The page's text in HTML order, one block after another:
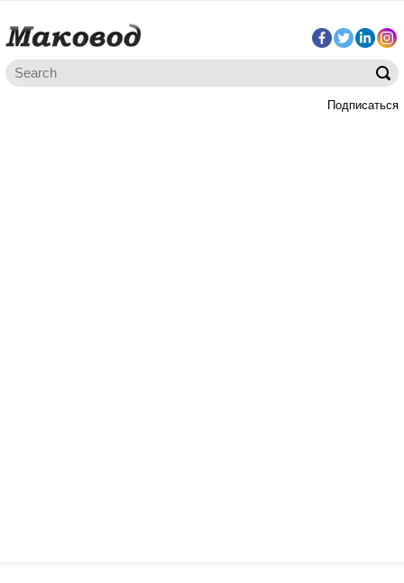
Подписаться